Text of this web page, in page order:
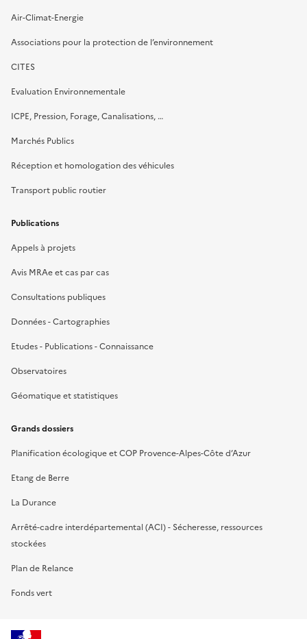
Air-Climat-Energie
Associations pour la protection de l’environnement
CITES
Evaluation Environnementale
ICPE, Pression, Forage, Canalisations, …
Marchés Publics
Réception et homologation des véhicules
Transport public routier
Publications
Appels à projets
Avis MRAe et cas par cas
Consultations publiques
Données - Cartographies
Etudes - Publications - Connaissance
Observatoires
Géomatique et statistiques
Grands dossiers
Planification écologique et COP Provence-Alpes-Côte d’Azur
Etang de Berre
La Durance
Arrêté-cadre interdépartemental (ACI) - Sécheresse, ressources
stockées
Plan de Relance
Fonds vert